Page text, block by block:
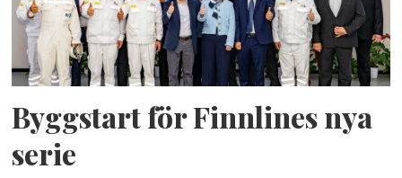
Byggstart för Finnlines nya
serie